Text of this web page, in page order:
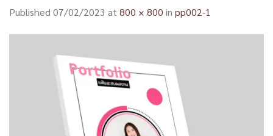
Published 07/02/2023 at 800 × 800 in pp002-1